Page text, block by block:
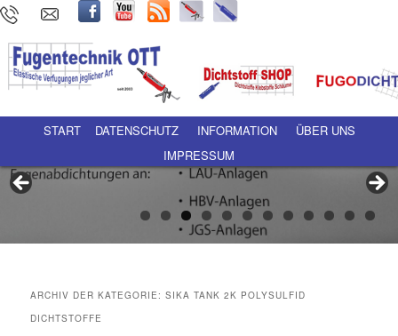
Hauptmenü Zum Inhalt wechseln
Zum sekundären Inhalt wechseln
START DATENSCHUTZ INFORMATION
ÜBER UNS
IMPRESSUM
ARCHIV DER KATEGORIE:SIKA TANK 2K POLYSULFID
DICHTSTOFFE